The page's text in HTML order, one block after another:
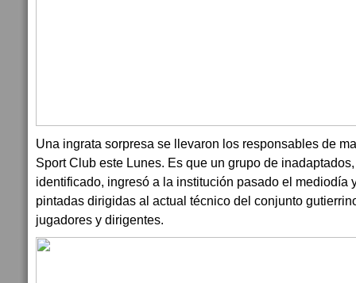
Una ingrata sorpresa se llevaron los responsables de
Sport Club este Lunes. Es que un grupo de
identificado, ingresó a la institución pasado el mediodía
pintadas dirigidas al actual técnico del conjunto
jugadores y dirigentes.